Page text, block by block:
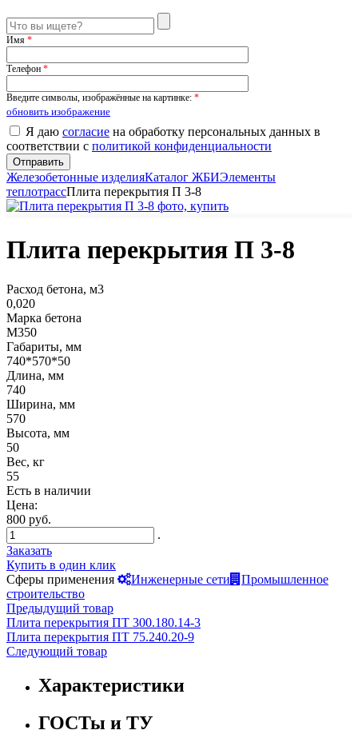
Имя *
Телефон *
Введите символы, изображённые на картинке: *
обновить изображение
Я даю согласие на обработку персональных данных в
соответствии с политикой конфиденциальности
Железобетонные изделияКаталог ЖБИЭлементы
теплотрассПлита перекрытия П 3-8
Плита перекрытия П 3-8
Расход бетона, м3
0,020
Марка бетона
М350
Габариты, мм
740*570*50
Длина, мм
740
Ширина, мм
570
Высота, мм
50
Вес, кг
55
Есть в наличии
Цена:
800 руб.
.
Заказать
Купить в один клик
Сферы применения
Инженерные сети
Промышленное
строительство
Предыдущий товар
Плита перекрытия ПТ 300.180.14-3
Плита перекрытия ПТ 75.240.20-9
Следующий товар
Характеристики
ГОСТы и ТУ